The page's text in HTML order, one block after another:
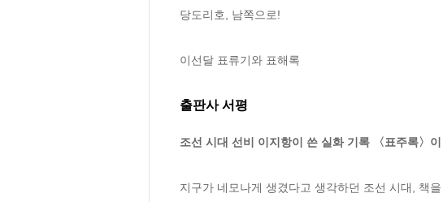
당도리호, 남쪽으로!
이선달 표류기와 표해록
출판사 서평
조선 시대 선비 이지항이 쓴 실화 기록 〈표주록〉
지구가 네모나게 생겼다고 생각하던 조선 시대, 책